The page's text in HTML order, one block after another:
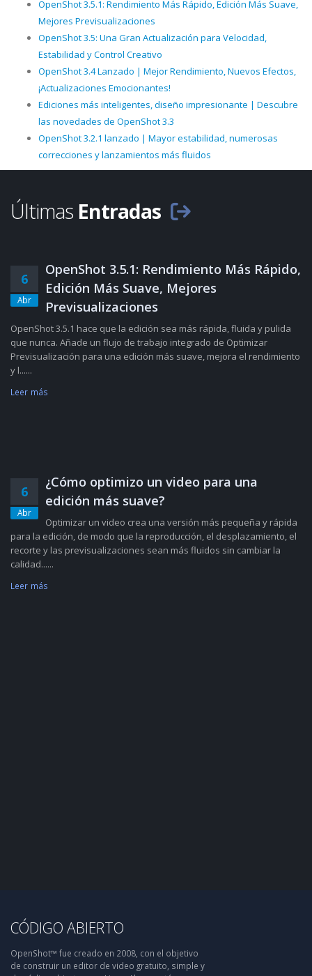
OpenShot 3.5.1: Rendimiento Más Rápido, Edición Más Suave,
Mejores Previsualizaciones
OpenShot 3.5: Una Gran Actualización para Velocidad,
Estabilidad y Control Creativo
OpenShot 3.4 Lanzado | Mejor Rendimiento, Nuevos Efectos,
¡Actualizaciones Emocionantes!
Ediciones más inteligentes, diseño impresionante | Descubre
las novedades de OpenShot 3.3
OpenShot 3.2.1 lanzado | Mayor estabilidad, numerosas
correcciones y lanzamientos más fluidos
Últimas Entradas
6
Abr
OpenShot 3.5.1: Rendimiento Más Rápido,
Edición Más Suave, Mejores
Previsualizaciones
OpenShot 3.5.1 hace que la edición sea más rápida, fluida y pulida
que nunca. Añade un flujo de trabajo integrado de Optimizar
Previsualización para una edición más suave, mejora el rendimiento
y l......
Leer más
6
Abr
¿Cómo optimizo un video para una
edición más suave?
Optimizar un video crea una versión más pequeña y rápida
para la edición, de modo que la reproducción, el desplazamiento, el
recorte y las previsualizaciones sean más fluidos sin cambiar la
calidad......
Leer más
CÓDIGO ABIERTO
OpenShot™ fue creado en 2008, con el objetivo
de construir un editor de video gratuito, simple y